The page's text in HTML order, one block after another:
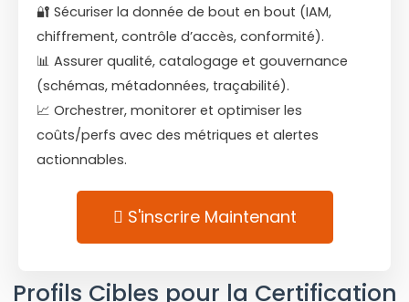
🔐 Sécuriser la donnée de bout en bout (IAM,
chiffrement, contrôle d’accès, conformité).
📊 Assurer qualité, catalogage et gouvernance
(schémas, métadonnées, traçabilité).
📈 Orchestrer, monitorer et optimiser les
coûts/perfs avec des métriques et alertes
actionnables.
S'inscrire Maintenant
Profils Cibles pour la Certification